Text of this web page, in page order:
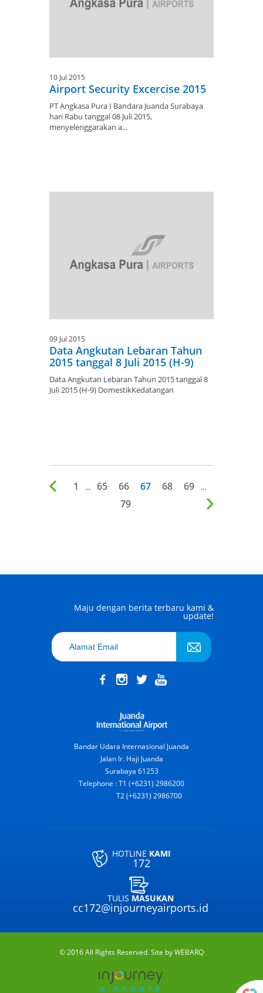
10 Jul 2015
Airport Security Excercise 2015
PT Angkasa Pura I Bandara Juanda Surabaya
hari Rabu tanggal 08 Juli 2015,
menyelenggarakan a...
09 Jul 2015
Data Angkutan Lebaran Tahun
2015 tanggal 8 Juli 2015 (H-9)
Data Angkutan Lebaran Tahun 2015 tanggal 8
Juli 2015 (H-9) DomestikKedatangan
1 ... 65 66 67 68 69 ...
79
Maju dengan berita terbaru kami &
update!
Bandar Udara Internasional Juanda
Jalan Ir. Haji Juanda
Surabaya 61253
Telephone : T1 (+6231) 2986200
T2 (+6231) 2986700
HOTLINE KAMI
172
TULIS MASUKAN
cc172@injourneyairports.id
© 2016 All Rights Reserved. Site byWEBARQ